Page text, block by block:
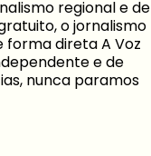
regional e de
o jornalismo
forma direta A Voz
e de
nunca paramos